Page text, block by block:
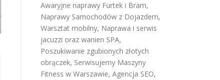
Awaryjne naprawy Furtek i Bram,
Naprawy Samochodów z Dojazdem,
Warsztat mobilny, Naprawa i serwis
jacuzzi oraz wanien SPA,
Poszukiwanie zgubionych złotych
obrączek, Serwisujemy Maszyny
Fitness w Warszawie, Agencja SEO,